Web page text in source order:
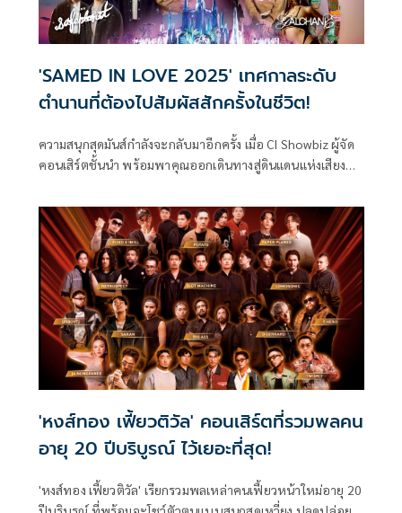
'SAMED IN LOVE 2025' เทศกาลระดับ
ตำนานที่ต้องไปสัมผัสสักครั้งในชีวิต!
ความสนุกสุดมันส์กำลังจะกลับมาอีกครั้ง เมื่อ CI Showbiz ผู้จัด
คอนเสิร์ตชั้นนำ พร้อมพาคุณออกเดินทางสู่ดินแดนแห่งเสียง
ISLAND” ที่จะพาคุณล่าขุมทรัพย์แห่งความฟินแบบไร้ขีดจำกัด
! ในวันเสาร์ที่ 7 มิถุนายน 2568 ณ เกาะเสม็ด จังหวัดระยอง
'หงส์ทอง เฟี้ยวติวัล' คอนเสิร์ตที่รวมพลคน
อายุ 20 ปีบริบูรณ์ ไว้เยอะที่สุด!
'หงส์ทอง เฟี้ยวติวัล' เรียกรวมพลเหล่าคนเฟี้ยวหน้าใหม่อายุ 20